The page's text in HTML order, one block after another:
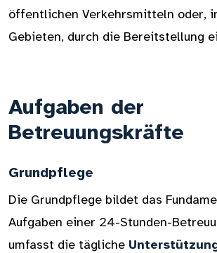
öffentlichen Verkehrsmitteln oder,
Gebieten, durch die Bereitstellung
Aufgaben der
Betreuungskräfte
Grundpflege
Die Grundpflege bildet das
Aufgaben einer 24-Stunden-
umfasst die tägliche